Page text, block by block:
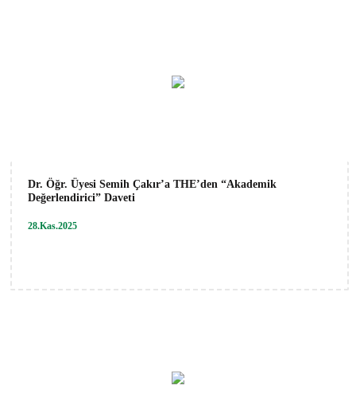
Dr. Öğr. Üyesi Semih Çakır’a THE’den “Akademik
Değerlendirici” Daveti
28.Kas.2025